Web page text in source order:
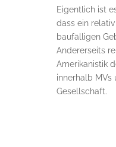
Eigentlich ist
dass ein
baufälligen
Andererseits
Amerikanistik
innerhalb MVs
Gesellschaft.